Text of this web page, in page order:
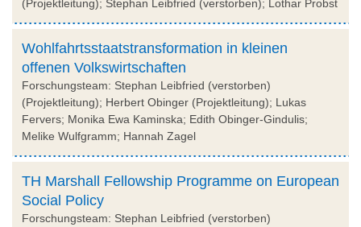
(Projektleitung); Stephan Leibfried (verstorben); Lothar Probst
Wohlfahrtsstaatstransformation in kleinen
offenen Volkswirtschaften
Forschungsteam: Stephan Leibfried (verstorben)
(Projektleitung); Herbert Obinger (Projektleitung); Lukas
Fervers; Monika Ewa Kaminska; Edith Obinger-Gindulis;
Melike Wulfgramm; Hannah Zagel
TH Marshall Fellowship Programme on European
Social Policy
Forschungsteam: Stephan Leibfried (verstorben)